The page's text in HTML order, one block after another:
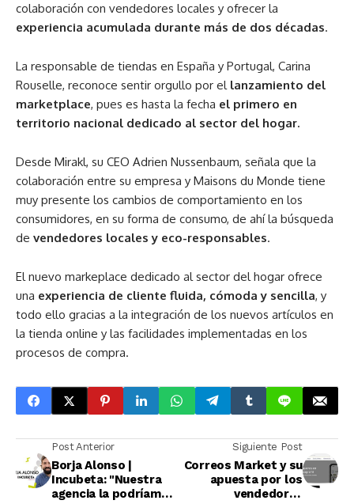
colaboración con vendedores locales y ofrecer la
experiencia acumulada durante más de dos décadas.
La responsable de tiendas en España y Portugal, Carina
Rouselle, reconoce sentir orgullo por el lanzamiento del
marketplace, pues es hasta la fecha el primero en
territorio nacional dedicado al sector del hogar.
Desde Mirakl, su CEO Adrien Nussenbaum, señala que la
colaboración entre su empresa y Maisons du Monde tiene
muy presente los cambios de comportamiento en los
consumidores, en su forma de consumo, de ahí la búsqueda
de vendedores locales y eco-responsables.
El nuevo markeplace dedicado al sector del hogar ofrece
una experiencia de cliente fluida, cómoda y sencilla, y
todo ello gracias a la integración de los nuevos artículos en
la tienda online y las facilidades implementadas en los
procesos de compra.
Post Anterior
Borja Alonso |
Incubeta: "Nuestra
agencia la podríamos
Siguiente Post
Correos Market y su
apuesta por los
vendedores